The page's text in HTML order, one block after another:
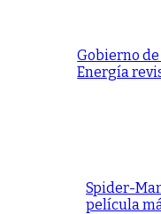
Gobierno
Energía
Spider-
película